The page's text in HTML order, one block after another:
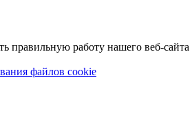
работу нашего веб-сайта
файлов cookie